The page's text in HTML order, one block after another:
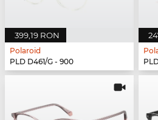
399,19 RON
Polaroid
PLD D461/G - 900